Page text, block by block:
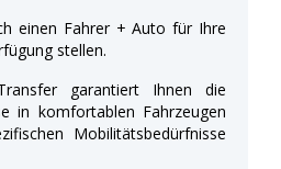
einen Fahrer + Auto für Ihre
stellen.
garantiert Ihnen die
in komfortablen Fahrzeugen
Mobilitätsbedürfnisse